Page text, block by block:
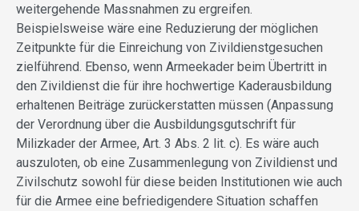
weitergehende Massnahmen zu ergreifen.
Beispielsweise wäre eine Reduzierung der möglichen
Zeitpunkte für die Einreichung von Zivildienstgesuchen
zielführend. Ebenso, wenn Armeekader beim Übertritt in
den Zivildienst die für ihre hochwertige Kaderausbildung
erhaltenen Beiträge zurückerstatten müssen (Anpassung
der Verordnung über die Ausbildungsgutschrift für
Milizkader der Armee, Art. 3 Abs. 2 lit. c). Es wäre auch
auszuloten, ob eine Zusammenlegung von Zivildienst und
Zivilschutz sowohl für diese beiden Institutionen wie auch
für die Armee eine befriedigendere Situation schaffen